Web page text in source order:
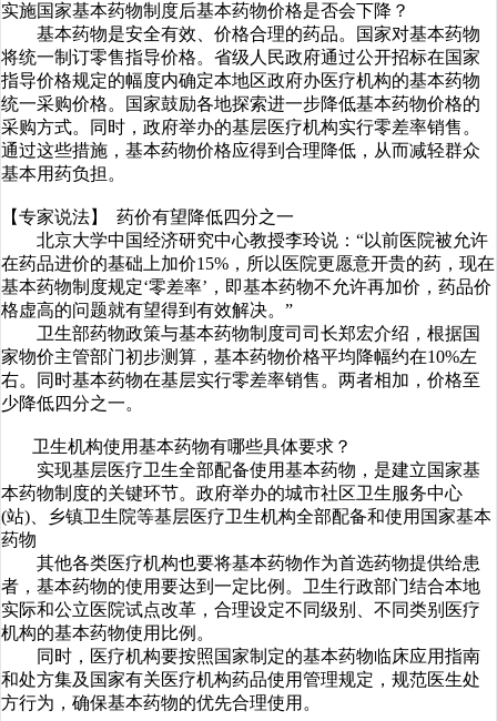
实施国家基本药物制度后基本药物价格是否会下降？
基本药物是安全有效、价格合理的药品。国家对基本药物
将统一制订零售指导价格。省级人民政府通过公开招标在国家
指导价格规定的幅度内确定本地区政府办医疗机构的基本药物
统一采购价格。国家鼓励各地探索进一步降低基本药物价格的
采购方式。同时，政府举办的基层医疗机构实行零差率销售。
通过这些措施，基本药物价格应得到合理降低，从而减轻群众
基本用药负担。
【专家说法】 药价有望降低四分之一
北京大学中国经济研究中心教授李玲说：“以前医院被允许
在药品进价的基础上加价15%，所以医院更愿意开贵的药，现在
基本药物制度规定‘零差率’，即基本药物不允许再加价，药品价
格虚高的问题就有望得到有效解决。”
卫生部药物政策与基本药物制度司司长郑宏介绍，根据国
家物价主管部门初步测算，基本药物价格平均降幅约在10%左
右。同时基本药物在基层实行零差率销售。两者相加，价格至
少降低四分之一。
卫生机构使用基本药物有哪些具体要求？
实现基层医疗卫生全部配备使用基本药物，是建立国家基
本药物制度的关键环节。政府举办的城市社区卫生服务中心
(站)、乡镇卫生院等基层医疗卫生机构全部配备和使用国家基本
药物
其他各类医疗机构也要将基本药物作为首选药物提供给患
者，基本药物的使用要达到一定比例。卫生行政部门结合本地
实际和公立医院试点改革，合理设定不同级别、不同类别医疗
机构的基本药物使用比例。
同时，医疗机构要按照国家制定的基本药物临床应用指南
和处方集及国家有关医疗机构药品使用管理规定，规范医生处
方行为，确保基本药物的优先合理使用。